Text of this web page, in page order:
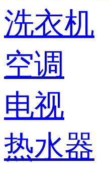
洗衣机
空调
电视
热水器